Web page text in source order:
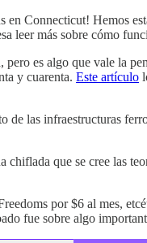
en Connecticut! Hemos
leer más sobre cómo
pero es algo que vale la
y cuarenta. Este artículo
de las infraestructuras
chiflada que se cree las
por $6 al mes,
fue sobre algo